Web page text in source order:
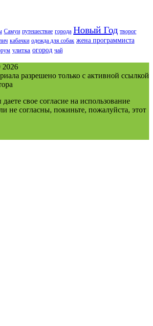
Самуи путешествие города Новый Год творог
кабачки одежда для собак жена программиста
улитка огород чай
разрешено только с активной ссылкой
свое согласие на использование
не согласны, покиньте, пожалуйста, этот